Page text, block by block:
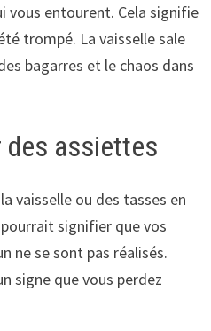
vous entourent. Cela signifie
trompé. La vaisselle sale
bagarres et le chaos dans
des assiettes
vaisselle ou des tasses en
signifier que vos
ne se sont pas réalisés.
signe que vous perdez